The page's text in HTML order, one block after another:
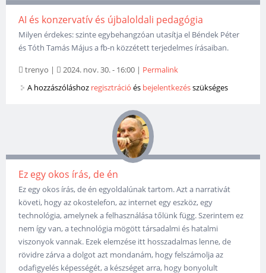
AI és konzervatív és újbaloldali pedagógia
Milyen érdekes: szinte egybehangzóan utasítja el Béndek Péter
és Tóth Tamás Május a fb-n közzétett terjedelmes írásaiban.
trenyo | 2024. nov. 30. - 16:00 | Permalink
A hozzászóláshoz regisztráció és bejelentkezésszükséges
Ez egy okos írás, de én
Ez egy okos írás, de én egyoldalúnak tartom. Azt a narrativát
követi, hogy az okostelefon, az internet egy eszköz, egy
technológia, amelynek a felhasználása tőlünk függ. Szerintem ez
nem így van, a technológia mögött társadalmi és hatalmi
viszonyok vannak. Ezek elemzése itt hosszadalmas lenne, de
rövidre zárva a dolgot azt mondanám, hogy felszámolja az
odafigyelés képességét, a készséget arra, hogy bonyolult